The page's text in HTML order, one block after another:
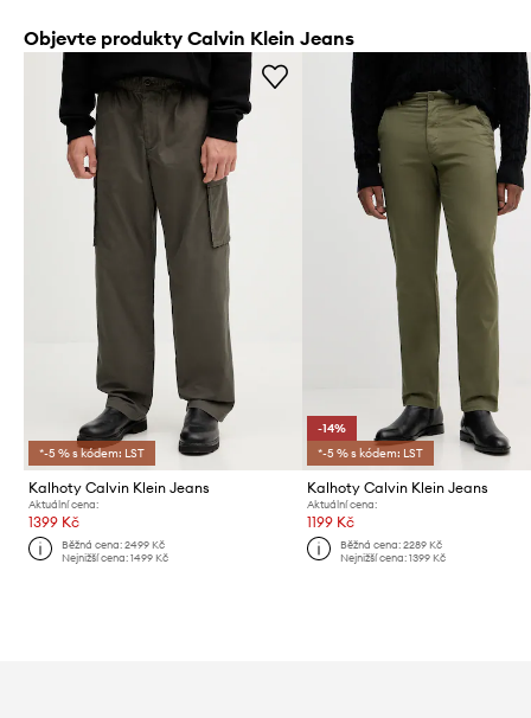
Objevte produkty Calvin Klein Jeans
*-5 % s kódem: LST
Kalhoty Calvin Klein Jeans
Aktuální cena:
1399 Kč
Běžná cena:2499 Kč
Nejnižší cena:1499 Kč
-14%
*-5 % s kódem: LST
Kalhoty Calvin Klein Jeans
Aktuální cena:
1199 Kč
Běžná cena: 2289 Kč
Nejnižší cena: 1399 Kč